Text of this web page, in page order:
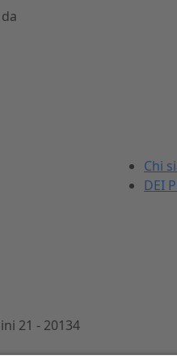
21 - 20134
Chi
DEI